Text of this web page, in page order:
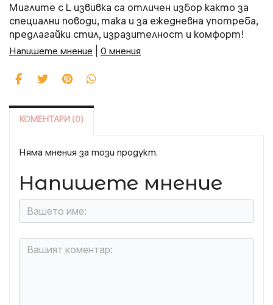
Миглите с L извивка са отличен избор както за
специални поводи, така и за ежедневна употреба,
предлагайки стил, изразителност и комфорт!
Напишете мнение 0 мнения
КОМЕНТАРИ (0)
Няма мнения за този продукт.
Напишете мнение